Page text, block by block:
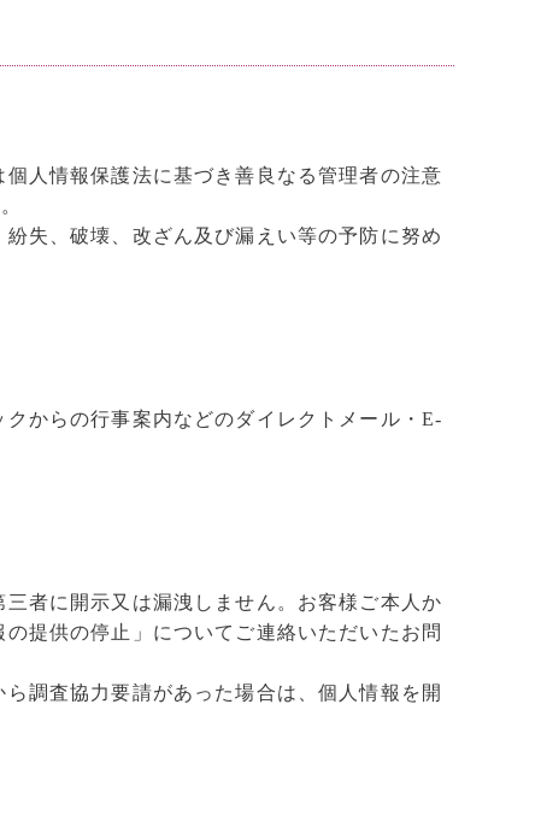
人情報保護法に基づき善良なる管理者の注意
失、破壊、改ざん及び漏えい等の予防に努め
からの行事案内などのダイレクトメール・E-
者に開示又は漏洩しません。お客様ご本人か
提供の停止」についてご連絡いただいたお問
調査協力要請があった場合は、個人情報を開